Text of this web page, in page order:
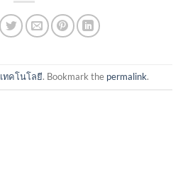
เทคโนโลยี. Bookmark the permalink.